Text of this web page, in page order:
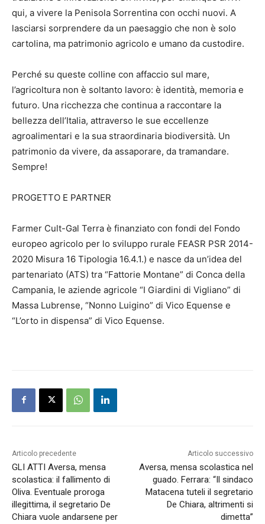
qui, a vivere la Penisola Sorrentina con occhi nuovi. A
lasciarsi sorprendere da un paesaggio che non è solo
cartolina, ma patrimonio agricolo e umano da custodire.
Perché su queste colline con affaccio sul mare,
l’agricoltura non è soltanto lavoro: è identità, memoria e
futuro. Una ricchezza che continua a raccontare la
bellezza dell’Italia, attraverso le sue eccellenze
agroalimentari e la sua straordinaria biodiversità. Un
patrimonio da vivere, da assaporare, da tramandare.
Sempre!
PROGETTO E PARTNER
Farmer Cult-Gal Terra è finanziato con fondi del Fondo
europeo agricolo per lo sviluppo rurale FEASR PSR 2014-
2020 Misura 16 Tipologia 16.4.1.) e nasce da un’idea del
partenariato (ATS) tra “Fattorie Montane” di Conca della
Campania, le aziende agricole “I Giardini di Vigliano” di
Massa Lubrense, “Nonno Luigino” di Vico Equense e
“L’orto in dispensa” di Vico Equense.
Articolo precedente
GLI ATTI Aversa, mensa
scolastica: il fallimento di
Oliva. Eventuale proroga
illegittima, il segretario De
Chiara vuole andarsene per
Articolo successivo
Aversa, mensa scolastica nel
guado. Ferrara: “Il sindaco
Matacena tuteli il segretario
De Chiara, altrimenti si
dimetta”